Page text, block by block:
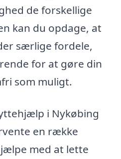
de forskellige
kan du opdage, at
særlige fordele,
for at gøre din
som muligt.
i Nykøbing
en række
med at lette